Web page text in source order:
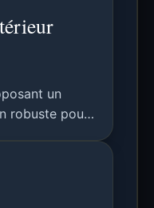
un
robuste pour
400m-30kbps